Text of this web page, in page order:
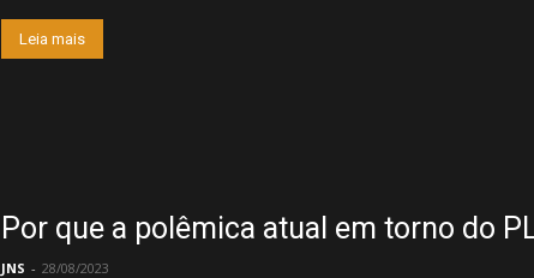
Leia mais
Por que a polêmica atual em torno do
JNS - 28/08/2023